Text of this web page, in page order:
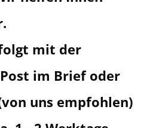
mit der
im Brief oder
uns empfohlen)